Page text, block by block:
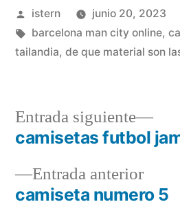
Publicado
por
istern junio 20, 2023
Etiquetas:
barcelona man city online,
tailandia, de que material son
Navegación
deEntrada anterior
camiseta numero 5
Entrada siguiente
camisetas futbol